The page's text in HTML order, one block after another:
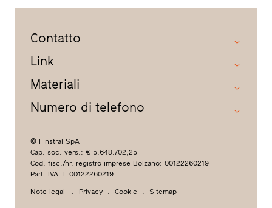
Contatto
Link
Materiali
Numero di telefono
© Finstral SpA
Cap. soc. vers.: € 5.648.702,25
Cod. fisc./nr. registro imprese Bolzano: 00122260219
Part. IVA: IT00122260219
Note legali Privacy Cookie Sitemap